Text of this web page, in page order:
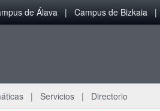
de Álava Campus de Bizkaia
Servicios Directorio